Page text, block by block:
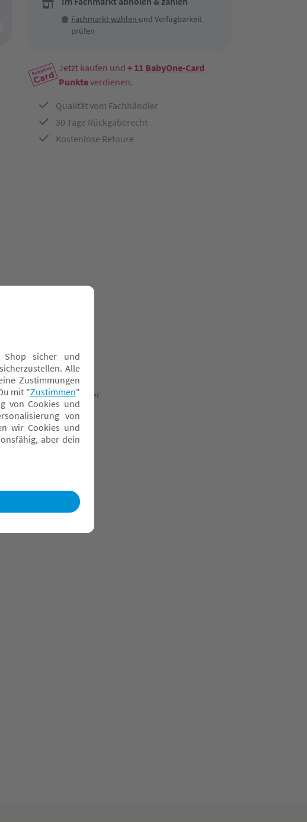
Fachmarkt wählen und Verfügbarkeit
prüfen
Jetzt kaufen und + 11 BabyOne-Card
Punkteverdienen.
Qualität vom Fachhändler
30 Tage Rückgaberecht
Kostenlose Retoure
Schmusetücher
Spielbögen
Spieluhren